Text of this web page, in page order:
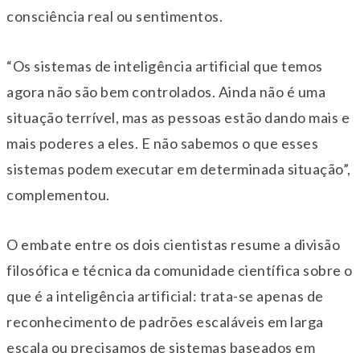
consciência real ou sentimentos.
“Os sistemas de inteligência artificial que temos
agora não são bem controlados. Ainda não é uma
situação terrível, mas as pessoas estão dando mais e
mais poderes a eles. E não sabemos o que esses
sistemas podem executar em determinada situação”,
complementou.
O embate entre os dois cientistas resume a divisão
filosófica e técnica da comunidade científica sobre o
que é a inteligência artificial: trata-se apenas de
reconhecimento de padrões escaláveis em larga
escala ou precisamos de sistemas baseados em